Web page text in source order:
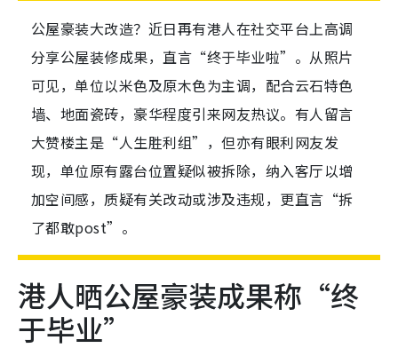
公屋豪装大改造？近日再有港人在社交平台上高调
分享公屋装修成果，直言“终于毕业啦”。从照片
可见，单位以米色及原木色为主调，配合云石特色
墙、地面瓷砖，豪华程度引来网友热议。有人留言
大赞楼主是“人生胜利组”，但亦有眼利网友发
现，单位原有露台位置疑似被拆除，纳入客厅以增
加空间感，质疑有关改动或涉及违规，更直言“拆
了都敢post”。
港人晒公屋豪装成果称“终
于毕业”